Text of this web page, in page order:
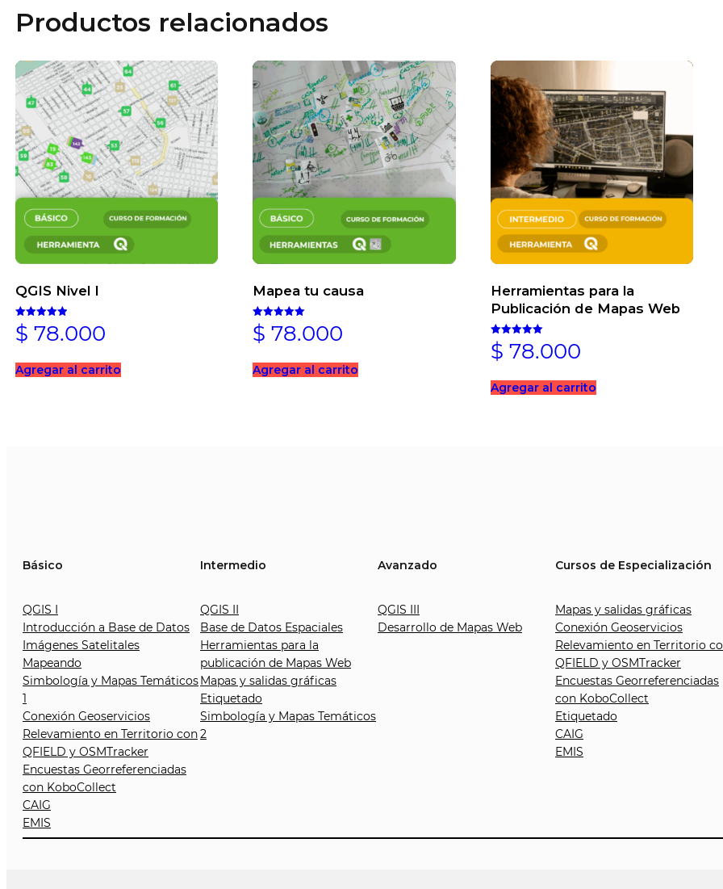
Productos relacionados
QGIS Nivel I
Valorado en
4.97
de 5
$ 78.000
Agregar al carrito
Mapea tu causa
Valorado en
5.00
de 5
$ 78.000
Agregar al carrito
Herramientas para la
Publicación de Mapas Web
Valorado en
5.00
de 5
$ 78.000
Agregar al carrito
Básico
QGIS I
Introducción a Base de Datos
Imágenes Satelitales
Mapeando
Simbología y Mapas Temáticos
1
Conexión Geoservicios
Relevamiento en Territorio con
QFIELD y OSMTracker
Encuestas Georreferenciadas
con KoboCollect
CAIG
EMIS
Intermedio
QGIS II
Base de Datos Espaciales
Herramientas para la
publicación de Mapas Web
Mapas y salidas gráficas
Etiquetado
Simbología y Mapas Temáticos
2
Avanzado
QGIS III
Desarrollo de Mapas Web
Cursos de Especialización
Mapas y salidas gráficas
Conexión Geoservicios
Relevamiento en Territorio
QFIELD y OSMTracker
Encuestas Georreferenciadas
con KoboCollect
Etiquetado
CAIG
EMIS